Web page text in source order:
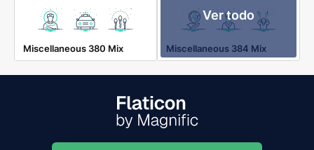
Miscellaneous 380 Mix
Ver todo
Miscellaneous 384 Mix